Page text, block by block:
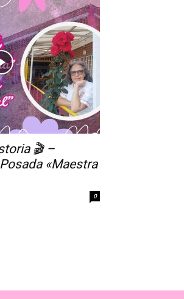
🎬 –
«Maestra
0